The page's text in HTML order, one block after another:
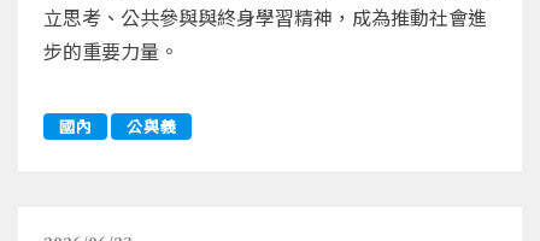
立思考、公共參與與終身學習精神，成為推動社會進
步的重要力量。
國內 公與義